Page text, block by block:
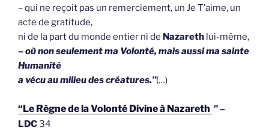
– qui ne reçoit pas un remerciement, un Je T’aime, un
acte de gratitude,
ni de la part du monde entier ni de Nazareth lui-même,
– où non seulement ma Volonté, mais aussi ma sainte
Humanité
a vécu au milieu des créatures.”(…)
“Le Règne de la Volonté Divine à Nazareth ” –
LDC34